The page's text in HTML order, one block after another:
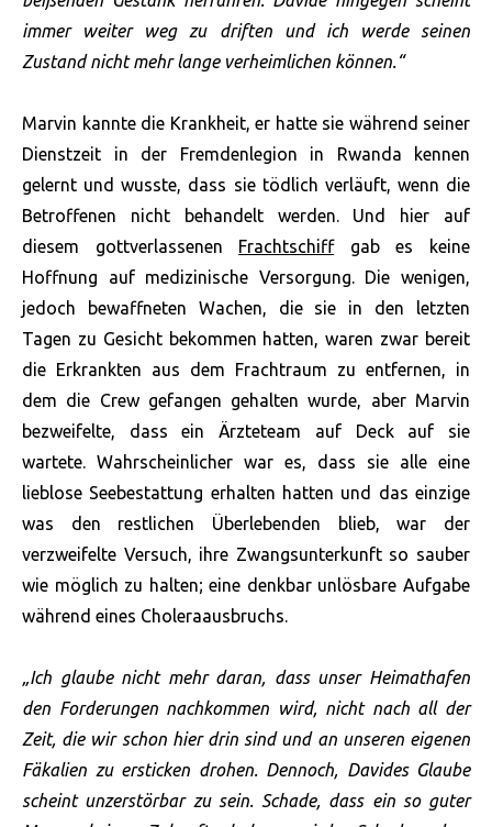
immer weiter weg zu driften und ich werde seinen
Zustand nicht mehr lange verheimlichen können.“
Marvin kannte die Krankheit, er hatte sie während seiner
Dienstzeit in der Fremdenlegion in Rwanda kennen
gelernt und wusste, dass sie tödlich verläuft, wenn die
Betroffenen nicht behandelt werden. Und hier auf
diesem gottverlassenen Frachtschiffgab es keine
Hoffnung auf medizinische Versorgung. Die wenigen,
jedoch bewaffneten Wachen, die sie in den letzten
Tagen zu Gesicht bekommen hatten, waren zwar bereit
die Erkrankten aus dem Frachtraum zu entfernen, in
dem die Crew gefangen gehalten wurde, aber Marvin
bezweifelte, dass ein Ärzteteam auf Deck auf sie
wartete. Wahrscheinlicher war es, dass sie alle eine
lieblose Seebestattung erhalten hatten und das einzige
was den restlichen Überlebenden blieb, war der
verzweifelte Versuch, ihre Zwangsunterkunft so sauber
wie möglich zu halten; eine denkbar unlösbare Aufgabe
während eines Choleraausbruchs.
„Ich glaube nicht mehr daran, dass unser Heimathafen
den Forderungen nachkommen wird, nicht nach all der
Zeit, die wir schon hier drin sind und an unseren eigenen
Fäkalien zu ersticken drohen. Dennoch, Davides Glaube
scheint unzerstörbar zu sein. Schade, dass ein so guter